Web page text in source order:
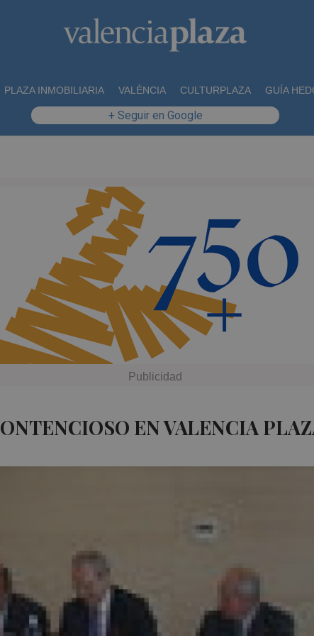
PLAZA INMOBILIARIA VALÈNCIA CULTURPLAZA GUÍA
+ Seguir en Google
EN VALENCIA